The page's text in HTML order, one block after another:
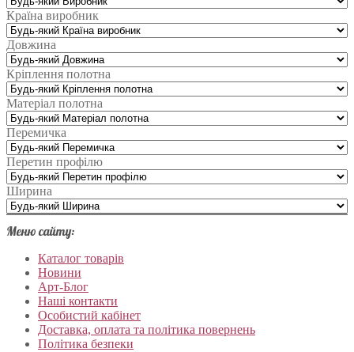
Країна виробник
Довжина
Кріплення полотна
Матеріал полотна
Перемичка
Перетин профілю
Ширина
Меню сайту:
Каталог товарів
Новини
Арт-Блог
Наші контакти
Особистий кабінет
Доставка, оплата та політика повернень
Політика безпеки